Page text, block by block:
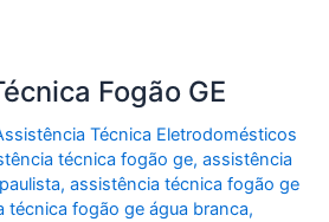
Fogão GE
Técnica Eletrodomésticos
técnica fogão ge,assistência
,assistência técnica fogão ge
técnica fogão ge água branca,